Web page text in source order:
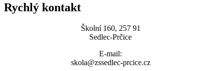
Rychlý kontakt
Školní 160, 257 91
Sedlec-Prčice
E-mail:
skola@zssedlec-prcice.cz